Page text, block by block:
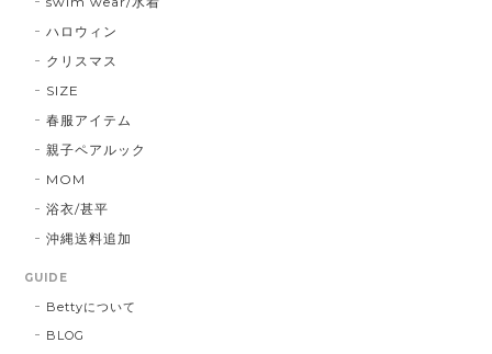
ハロウィン
クリスマス
SIZE
春服アイテム
親子ペアルック
MOM
浴衣/甚平
沖縄送料追加
GUIDE
Bettyについて
BLOG